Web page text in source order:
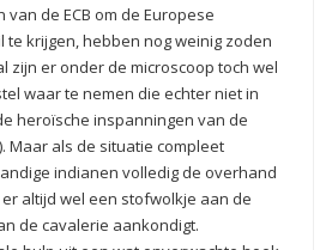
de ECB om de Europese
te krijgen, hebben nog weinig zoden
zijn er onder de microscoop toch wel
waar te nemen die echter niet in
heroïsche inspanningen van de
Maar als de situatie compleet
indianen volledig de overhand
altijd wel een stofwolkje aan de
de cavalerie aankondigt.